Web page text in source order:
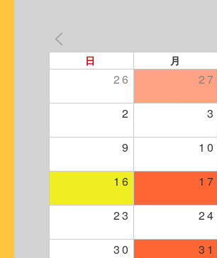
日 月
26 27
2 3
9 10
16 17
23 24
30 31